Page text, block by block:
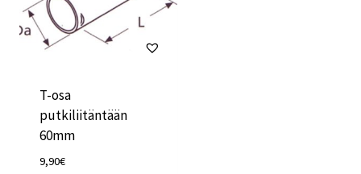
T-osa
putkiliitäntään
60mm
9,90€